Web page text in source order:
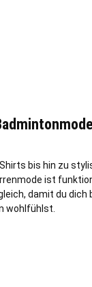
bis hin zu
ist
damit du dich
wohlfühlst.